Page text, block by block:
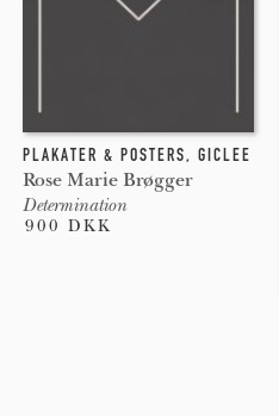
PLAKATER & POSTERS, GICLEE
Rose Marie Brøgger
Determination
900 DKK